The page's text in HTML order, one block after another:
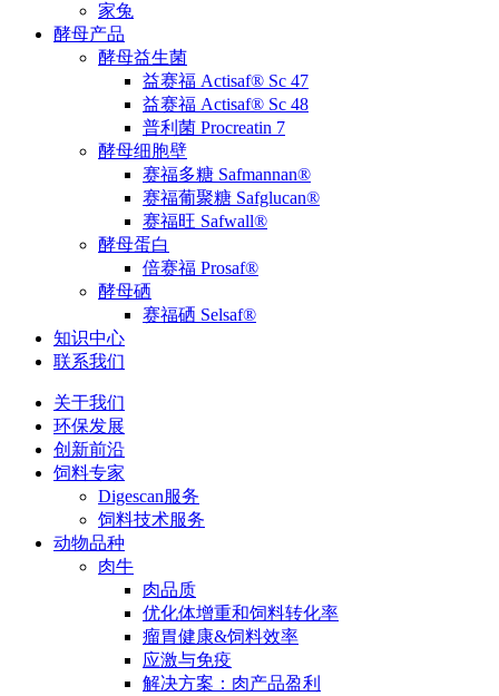
家兔
酵母产品
酵母益生菌
益赛福 Actisaf® Sc 47
益赛福 Actisaf® Sc 48
普利菌 Procreatin 7
酵母细胞壁
赛福多糖 Safmannan®
赛福葡聚糖 Safglucan®
赛福旺 Safwall®
酵母蛋白
倍赛福 Prosaf®
酵母硒
赛福硒 Selsaf®
知识中心
联系我们
关于我们
环保发展
创新前沿
饲料专家
Digescan服务
饲料技术服务
动物品种
肉牛
肉品质
优化体增重和饲料转化率
瘤胃健康&饲料效率
应激与免疫
解决方案：肉产品盈利